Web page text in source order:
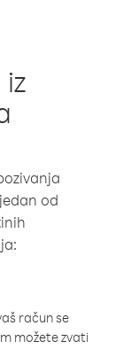
od
račun se
možete zvati